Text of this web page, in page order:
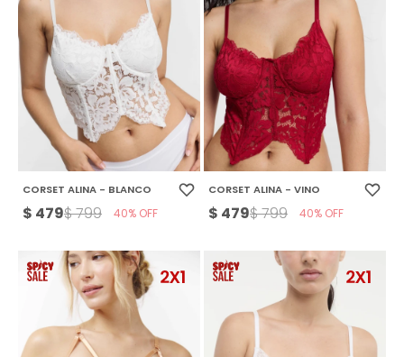
CORSET ALINA - BLANCO
$ 479$799 40
CORSET ALINA - VINO
$ 479$799 40